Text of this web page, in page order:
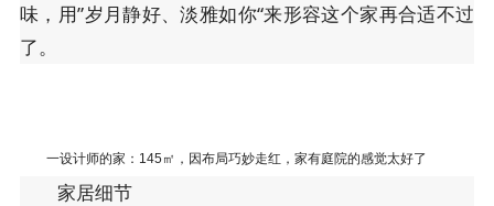
味，用”岁月静好、淡雅如你“来形容这个家再合适不过
了。
一设计师的家：145㎡，因布局巧妙走红，家有庭院的感觉太好了
家居细节